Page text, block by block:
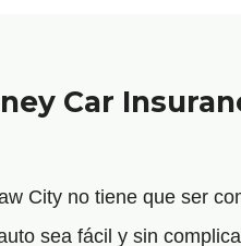
Car
City no tiene que ser
sea fácil y sin